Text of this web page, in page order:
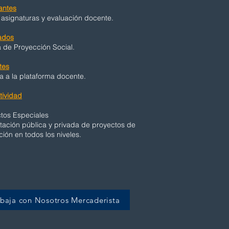
y evaluación docente.
de Proyección Social.
a la plataforma docente.
Especiales
pública y privada de proyectos de
en todos los niveles.
con Nosotros Mercaderista